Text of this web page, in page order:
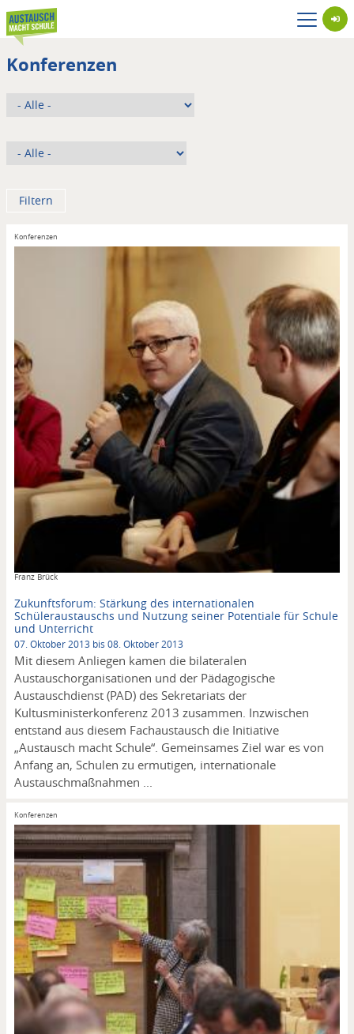
Direkt
zum
Inhalt
Konferenzen
Konferenzen
Copyright
Franz Brück
Zukunftsforum: Stärkung des internationalen
Schüleraustauschs und Nutzung seiner Potentiale für Schule
und Unterricht
07. Oktober 2013 bis 08. Oktober 2013
Mit diesem Anliegen kamen die bilateralen
Austauschorganisationen und der Pädagogische
Austauschdienst (PAD) des Sekretariats der
Kultusministerkonferenz 2013 zusammen. Inzwischen
entstand aus diesem Fachaustausch die Initiative
„Austausch macht Schule“. Gemeinsames Ziel war es von
Anfang an, Schulen zu ermutigen, internationale
Austauschmaßnahmen ...
Konferenzen